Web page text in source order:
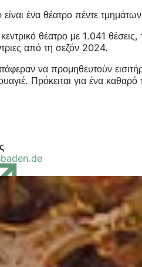
ένα θέατρο πέντε
κεντρικό θέατρο με 1.041
από τη σεζόν 2024.
να προμηθευτούν
Πρόκειται για ένα
νέα
καρτέλα)